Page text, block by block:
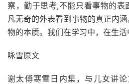
察，勤于思考,不能只看事物的
凡无奇的外表看到事物的真正内
物的本质。我们在学习中，在生活
咏雪原文
谢太傅寒雪日内集，与儿女讲